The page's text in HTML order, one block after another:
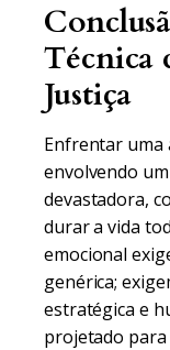
Técnica
Justiça
Enfrentar uma
envolvendo
devastadora,
durar a vida
emocional
genérica;
estratégica e
projetado para